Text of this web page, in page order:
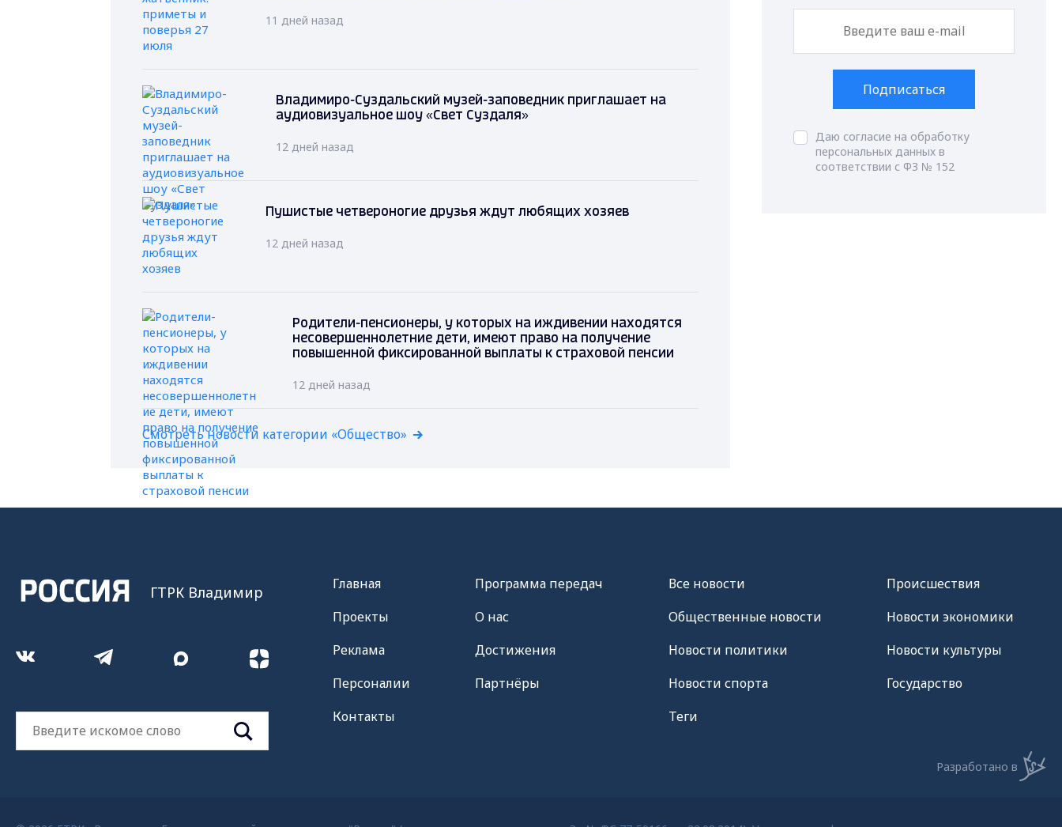
11 дней назад
Владимиро-Суздальский музей-заповедник приглашает на
аудиовизуальное шоу «Свет Суздаля»
12 дней назад
Пушистые четвероногие друзья ждут любящих хозяев
12 дней назад
Родители-пенсионеры, у которых на иждивении находятся
несовершеннолетние дети, имеют право на получение
повышенной фиксированной выплаты к страховой пенсии
12 дней назад
Смотреть новости категории «Общество»
Подписаться
Даю согласие на обработку
персональных данных в
соответствии с ФЗ № 152
ГТРК Владимир
Главная
Проекты
Реклама
Персоналии
Контакты
Программа передач
О нас
Достижения
Партнёры
Все новости
Общественные новости
Новости политики
Новости спорта
Теги
Происшествия
Новости экономики
Новости культуры
Государство
Разработано в